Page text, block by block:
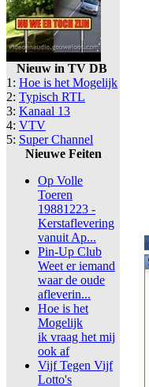
Nieuw in TV DB
1: Hoe is het Mogelijk
2: Typisch RTL
3: Kanaal 13
4: VTV
5: Super Channel
Nieuwe Feiten
Op Volle
Toeren
19881223 -
Kerstaflevering
vanuit Ap...
Pin-Up Club
Weet er iemand
waar de oude
afleverin...
Hoe is het
Mogelijk
ik vraag het mij
ook af
Vijf Tegen Vijf
Lotto's